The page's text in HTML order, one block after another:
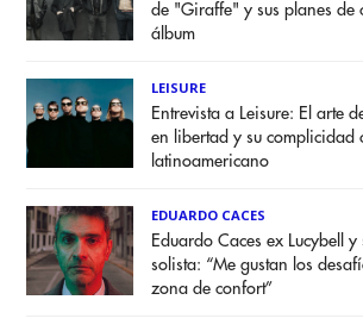
de "Giraffe" y sus planes de
álbum
LEISURE
Entrevista a Leisure: El arte
en libertad y su complicidad
latinoamericano
EDUARDO CACES
Eduardo Caces ex Lucybell y
solista: “Me gustan los
zona de confort”